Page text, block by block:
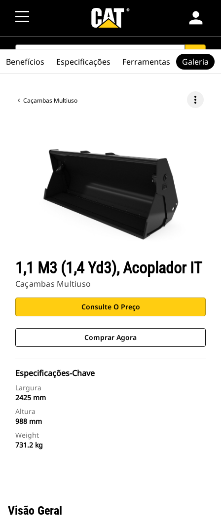
person
SEARCH search
Caçambas Multiuso more_vert
1,1 M3 (1,4 Yd3), Acoplador IT
Caçambas Multiuso
Consulte O Preço
Comprar Agora
Especificações-Chave
Largura
2425 mm
Altura
988 mm
Weight
731.2 kg
Benefícios Especificações Ferramentas Galeria
Visão Geral